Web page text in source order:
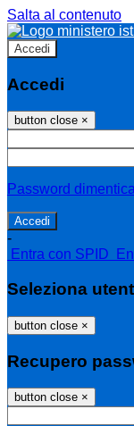
Salta al contenuto
Accedi
Accedi
button close ×
Password
-
Entra con SPID
Seleziona
button close ×
Recupero
button close ×